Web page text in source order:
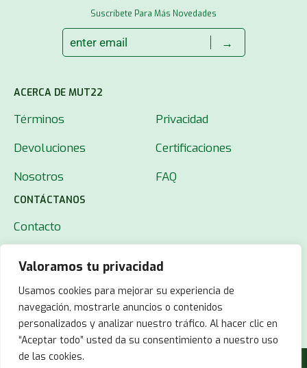
Valoramos tu privacidad
Usamos cookies para mejorar su experiencia de
navegación, mostrarle anuncios o contenidos
personalizados y analizar nuestro tráfico. Al hacer clic en
“Aceptar todo” usted da su consentimiento a nuestro uso
de las cookies.
Suscríbete Para Más Novedades
→
ACERCA DE MUT22
Términos
Privacidad
Devoluciones
Certificaciones
Nosotros
FAQ
CONTÁCTANOS
Contacto